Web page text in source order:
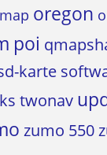
oregon
poi
karte
twonav
zumo 550